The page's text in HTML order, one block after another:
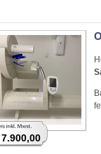
7.900,00